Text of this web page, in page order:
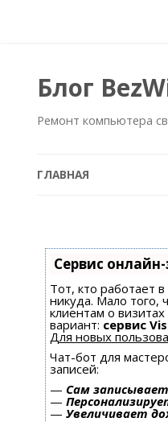
Блог
Ремонт компьютера
ГЛАВНАЯ
Сервис
Тот, кто работает
никуда. Мало того,
клиентам о
вариант: сервис
Для новых
Чат-бот для
записей:
— Сам
—
— Увеличивает